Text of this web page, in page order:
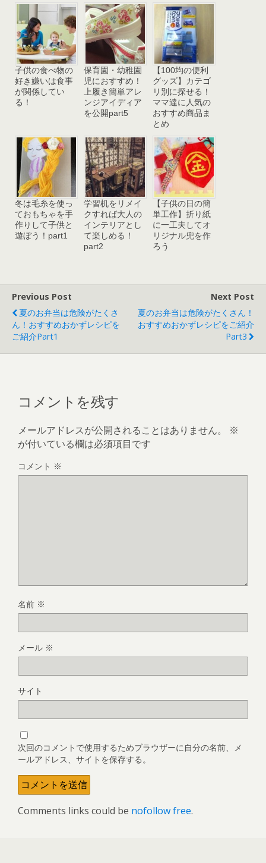
子供の食べ物の
好き嫌いは食事
が関係してい
る！
保育園・幼稚園
児におすすめ！
上履き簡単アレ
ンジアイディア
を公開part5
【100均の便利
グッズ】カテゴ
リ別に探せる！
ママ達に人気の
おすすめ商品ま
とめ
冬は毛糸を使っ
ておもちゃを手
作りして子供と
遊ぼう！part1
学習机をリメイ
クすれば大人の
インテリアとし
て楽しめる！
part2
【子供の日の簡
単工作】折り紙
に一工夫してオ
リジナル兜を作
ろう
Previous Post
夏のお弁当は危険がたくさ
ん！おすすめおかずレシピを
ご紹介part1
Next Post
夏のお弁当は危険がたくさん！
おすすめおかずレシピをご紹介
Part3
コメントを残す
メールアドレスが公開されることはありません。
※
が付いている欄は必須項目です
コメント ※
名前 ※
メール ※
サイト
次回のコメントで使用するためブラウザーに自分の名前、メ
ールアドレス、サイトを保存する。
Comments links could be nofollow free.